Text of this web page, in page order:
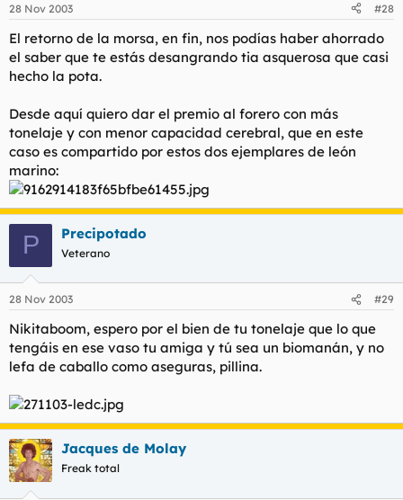
28 Nov 2003 #28
El retorno de la morsa, en fin, nos podías haber ahorrado
el saber que te estás desangrando tia asquerosa que casi
hecho la pota.
Desde aquí quiero dar el premio al forero con más
tonelaje y con menor capacidad cerebral, que en este
caso es compartido por estos dos ejemplares de león
marino:
P Precipotado
Veterano
28 Nov 2003 #29
Nikitaboom, espero por el bien de tu tonelaje que lo que
tengáis en ese vaso tu amiga y tú sea un biomanán, y no
lefa de caballo como aseguras, pillina.
Jacques de Molay
Freak total